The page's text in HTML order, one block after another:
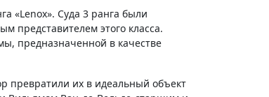
«Lenox». Суда 3 ранга были
представителем этого класса.
предназначенной в качестве
превратили их в идеальный объект